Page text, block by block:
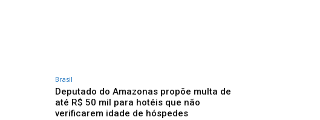
Brasil
Deputado do Amazonas propõe multa de
até R$ 50 mil para hotéis que não
verificarem idade de hóspedes